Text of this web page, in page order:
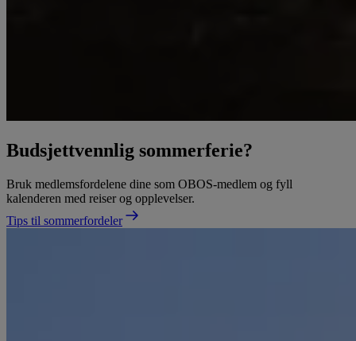
Budsjettvennlig sommerferie?
Bruk medlemsfordelene dine som OBOS-medlem og fyll
kalenderen med reiser og opplevelser.
Tips til sommerfordeler